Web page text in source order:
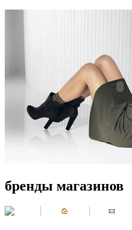
бренды магазинов